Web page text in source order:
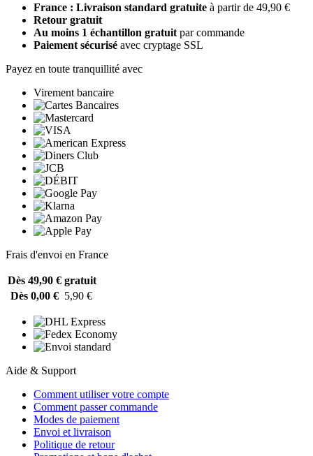
France : Livraison standard gratuite à partir de 49,90 €
Retour gratuit
Au moins 1 échantillon gratuit par commande
Paiement sécurisé avec cryptage SSL
Payez en toute tranquillité avec
Virement bancaire
Frais d'envoi en France
Dès 49,90 € gratuit
Dès 0,00 € 5,90 €
Aide & Support
Comment utiliser votre compte
Comment passer commande
Modes de paiement
Envoi et livraison
Politique de retour